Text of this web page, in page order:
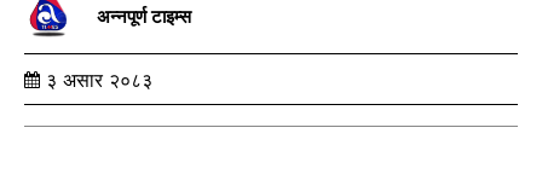
अन्नपूर्ण टाइम्स
३ असार २०८३